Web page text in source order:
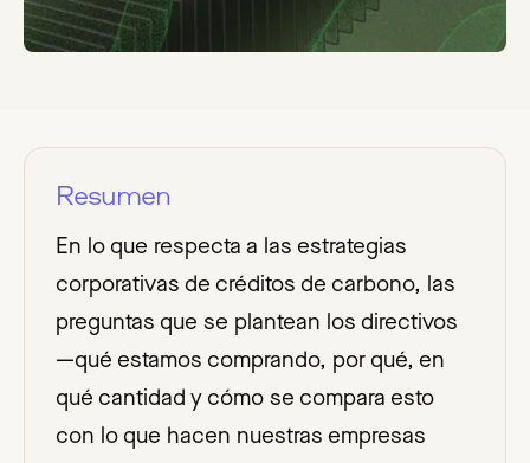
Resumen
En lo que respecta a las estrategias
corporativas de créditos de carbono, las
preguntas que se plantean los directivos
—qué estamos comprando, por qué, en
qué cantidad y cómo se compara esto
con lo que hacen nuestras empresas